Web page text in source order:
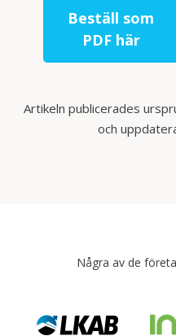
Beställ som
PDF här
Artikeln publicerades
och
Några av de